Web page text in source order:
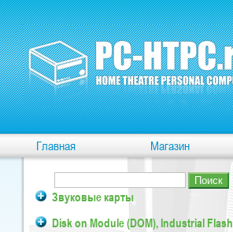
Главная Магазин
Звуковые карты
Disk on Module (DOM), Industrial Flash